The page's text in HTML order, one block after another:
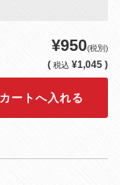
¥950(税別)
( 税込 ¥1,045 )